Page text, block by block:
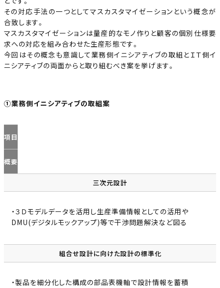
その対応手法の一つとしてマスカスタマイゼーションという概念が
合致します。
マスカスタマイゼーションは量産的なモノ作りと顧客の個別仕様要
求への対応を組み合わせた生産形態です。
今回はその概念も意識して業務側イニシアティブの取組とＩＴ側イ
ニシアティブの両面からと取り組むべき案を挙げます。
①業務側イニシアティブの取組案
項目
概要
三次元設計
・３Ｄモデルデータを活用し生産準備情報としての活用や
DMU(デジタルモックアップ)等で干渉問題解決など図る
組合せ設計に向けた設計の標準化
・製品を細分化した構成の部品表機軸で設計情報を蓄積